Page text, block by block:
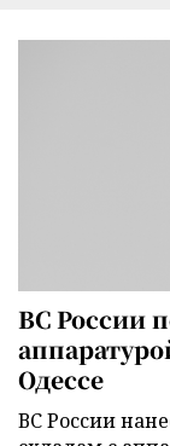
ВС России
Одессе
ВС России